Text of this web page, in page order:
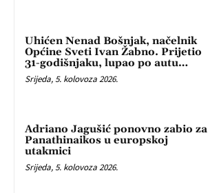
Uhićen Nenad Bošnjak, načelnik
Općine Sveti Ivan Žabno. Prijetio
31-godišnjaku, lupao po autu…
Srijeda, 5. kolovoza 2026.
Adriano Jagušić ponovno zabio za
Panathinaikos u europskoj
utakmici
Srijeda, 5. kolovoza 2026.